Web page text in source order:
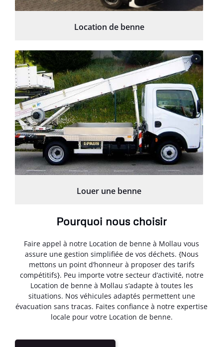
Location de benne
Louer une benne
Pourquoi nous choisir
Faire appel à notre Location de benne à Mollau vous
assure une gestion simplifiée de vos déchets. {Nous
mettons un point d’honneur à proposer des tarifs
compétitifs}. Peu importe votre secteur d’activité, notre
Location de benne à Mollau s’adapte à toutes les
situations. Nos véhicules adaptés permettent une
évacuation sans tracas. Faites confiance à notre expertise
locale pour votre Location de benne.